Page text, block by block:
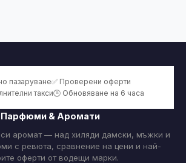
пазаруване✅ Проверени оферти
такси🕒 Обновяване на 6 часа
Парфюми & Аромати
аромат — над хиляди дамски, мъжки и
с ревюта, сравнение на цени и най-
оферти от водещи марки.